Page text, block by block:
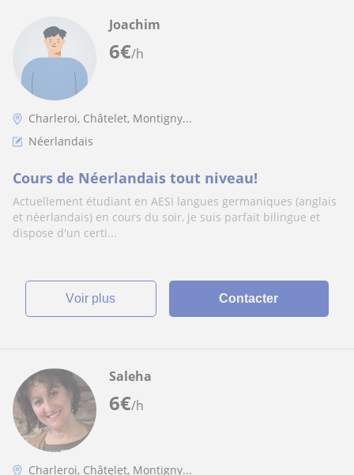
6€/h
Joachim
Charleroi, Châtelet, Montigny...
Néerlandais
Cours de Néerlandais tout niveau!
Actuellement étudiant en AESI langues germaniques (anglais
et néerlandais) en cours du soir, je suis parfait bilingue et
dispose d'un certi...
voir plus Contacter
6€/h
Saleha
Charleroi, Châtelet, Montigny...